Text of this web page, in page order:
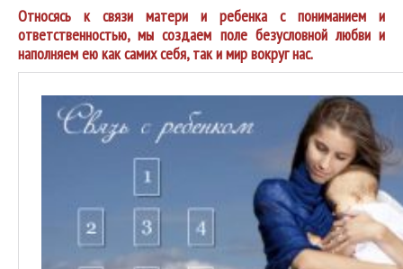
Относясь к связи матери и ребенка с пониманием и
ответственностью, мы создаем поле безусловной любви и
наполняем ею как самих себя, так и мир вокруг нас.